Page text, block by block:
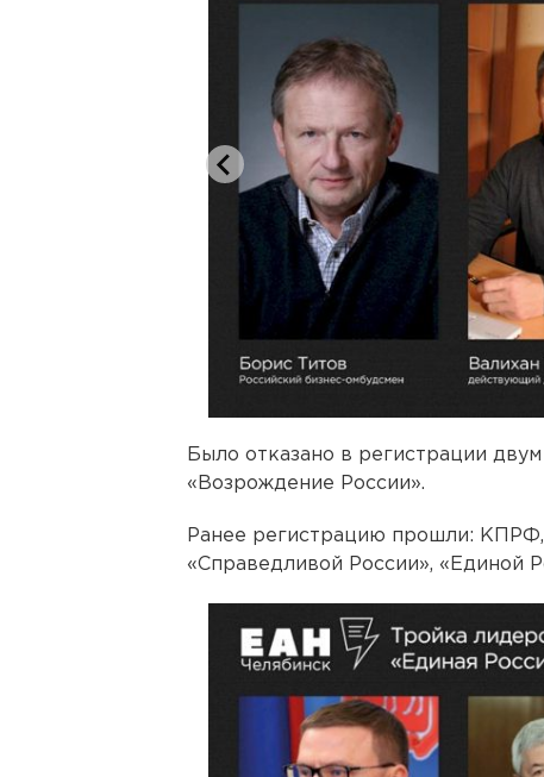
Было отказано в регистрации
«Возрождение России».
Ранее регистрацию прошли: КПРФ,
«Справедливой России», «Единой